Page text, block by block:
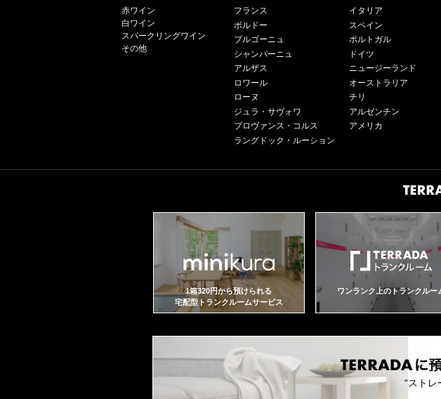
赤ワイン
白ワイン
スパークリングワイン
その他
フランス
ボルドー
ブルゴーニュ
シャンパーニュ
アルザス
ロワール
ローヌ
ジュラ・サヴォワ
プロヴァンス・コルス
ラングドック・ルーション
イタリア
スペイン
ポルトガル
ドイツ
ニュージーランド
オーストラリア
チリ
アルゼンチン
アメリカ
1箱320円から預けられる
宅配型トランクルームサービス
ワンランク上のトランクルー
“ストレ